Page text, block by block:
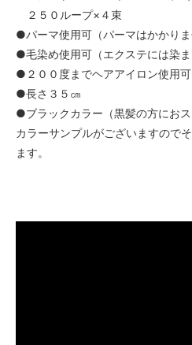
２５０ループ×４束
●パーマ使用可（パーマはかかりま
●毛染め使用可（エクステには染ま
●２００度までヘアアイロン使用可
●長さ３５㎝
●ブラックカラー（黒髪の方におス
カラーサンプルがございますので
ます。